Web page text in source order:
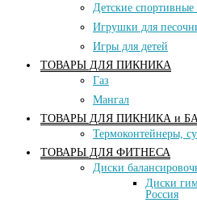
Детские
Игрушки для
Игры для детей
ТОВАРЫ ДЛЯ ПИКНИКА
Газ
Мангал
ТОВАРЫ ДЛЯ ПИКНИКА и
Термоконтейнеры,
ТОВАРЫ ДЛЯ ФИТНЕСА
Диски
Диски
Россия